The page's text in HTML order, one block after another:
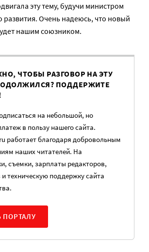
эту тему, будучи министром
развития. Очень надеюсь, что новый
нашим союзником.
ЧТОБЫ РАЗГОВОР НА ЭТУ
ПОДДЕРЖИТЕ
на небольшой, но
в пользу нашего сайта.
работает благодаря добровольным
наших читателей. На
съемки, зарплаты редакторов,
техническую поддержку сайта